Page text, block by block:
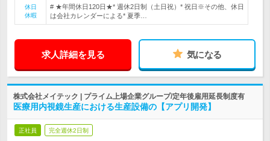
休日
休暇
# ★年間休日120日★* 週休2日制（土日祝）* 祝日※その他、休日
は会社カレンダーによる* 夏季…
求人詳細を見る 気になる
株式会社メイテック | プライム上場企業グループ/定年後雇用延長制度有
医療用内視鏡生産における生産設備の【アプリ開発】
正社員 完全週休2日制